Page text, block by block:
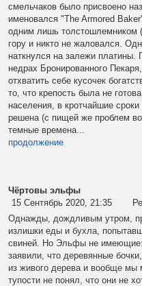
смельчаков было присвоено
именовался "The Armored
одним лишь толстошлемником
гору и никто не жаловался.
наткнулся на залежи платины.
недрах Бронированного
отхватить себе кусочек
то, что крепость была не
населения, в кротчайшие
решена (с пищей же проблем
темные времена...
продолжение
Чёртовы эльфы
15 Сентябрь 2020, 21:35
Однажды, дождливым утром,
излишки еды и бухла,
свиней. Но Эльфы не имеющие:
заявили, что деревянные
из живого дерева и вообще мы
тупости не понял, что они не